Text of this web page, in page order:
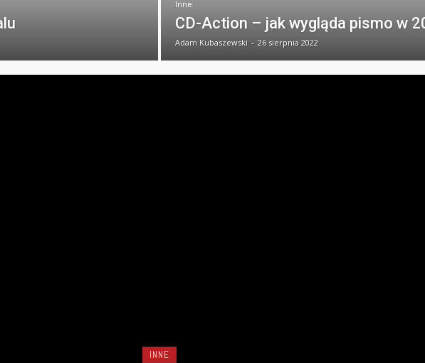
Inne
CD-Action – jak wygląda pismo w
Adam Kubaszewski - 26 sierpnia 2022
INNE